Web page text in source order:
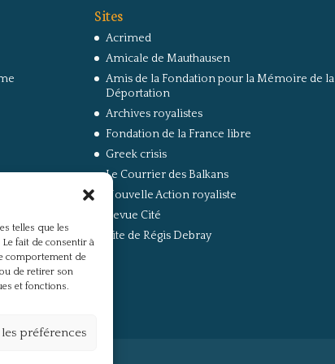
telles que les
fait de consentir à
comportement de
de retirer son
et fonctions.
préférences
sur la
Sites
Acrimed
Amicale de Mauthausen
Amis de la Fondation pour la Mémoire de la
Déportation
Archives royalistes
Fondation de la France libre
Greek crisis
Le Courrier des Balkans
Nouvelle Action royaliste
Revue Cité
Site de Régis Debray